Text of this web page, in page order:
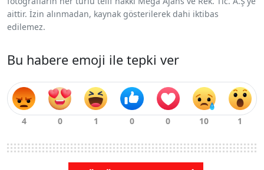
aittir. İzin alınmadan, kaynak gösterilerek dahi iktibas
edilemez.
Bu habere emoji ile tepki ver